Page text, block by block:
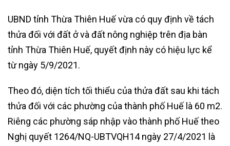
UBND tỉnh Thừa Thiên Huế vừa có quy định về tách
thửa đối với đất ở và đất nông nghiệp trên địa bàn
tỉnh Thừa Thiên Huế, quyết định này có hiệu lực kể
từ ngày 5/9/2021.
Theo đó, diện tích tối thiểu của thửa đất sau khi tách
thửa đối với các phường của thành phố Huế là 60 m2.
Riêng các phường sáp nhập vào thành phố Huế theo
Nghị quyết 1264/NQ-UBTVQH14 ngày 27/4/2021 là